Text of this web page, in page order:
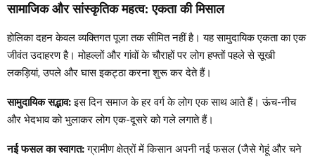
सामाजिक और सांस्कृतिक महत्व: एकता की मिसाल
होलिका दहन केवल व्यक्तिगत पूजा तक सीमित नहीं है। यह सामुदायिक एकता का एक
जीवंत उदाहरण है। मोहल्लों और गांवों के चौराहों पर लोग हफ्तों पहले से सूखी
लकड़ियां, उपले और घास इकट्ठा करना शुरू कर देते हैं।
सामुदायिक सद्भाव:इस दिन समाज के हर वर्ग के लोग एक साथ आते हैं। ऊंच-नीच
और भेदभाव को भुलाकर लोग एक-दूसरे को गले लगाते हैं।
नई फसल का स्वागत:ग्रामीण क्षेत्रों में किसान अपनी नई फसल (जैसे गेहूं और चने